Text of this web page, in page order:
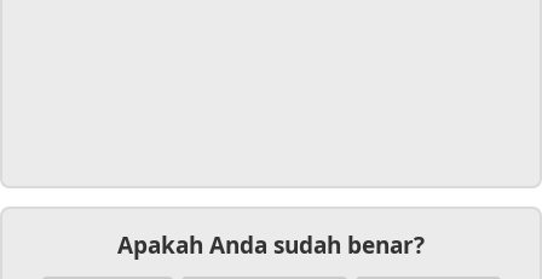
Apakah Anda sudah benar?